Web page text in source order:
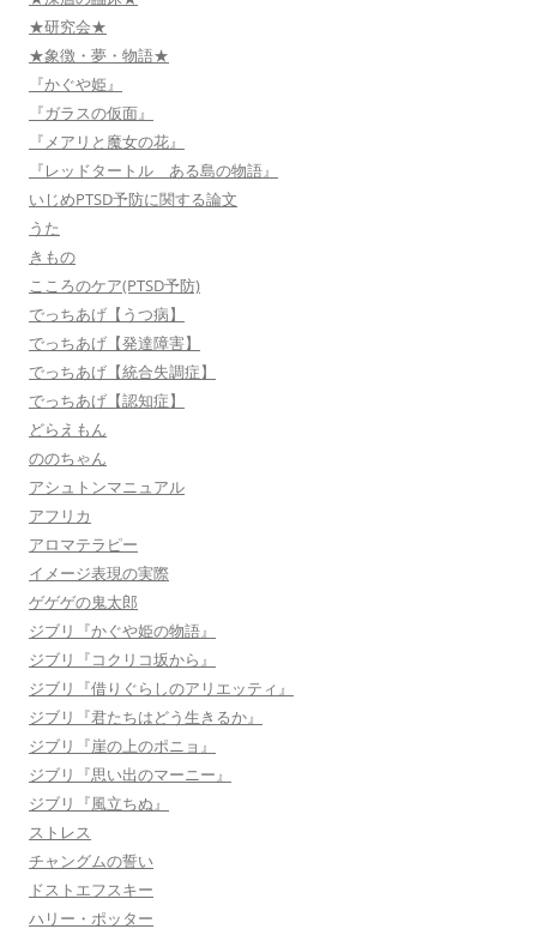
★研究会★
★象徴・夢・物語★
『かぐや姫』
『ガラスの仮面』
『メアリと魔女の花』
『レッドタートル ある島の物語』
いじめPTSD予防に関する論文
うた
きもの
こころのケア(PTSD予防)
でっちあげ【うつ病】
でっちあげ【発達障害】
でっちあげ【統合失調症】
でっちあげ【認知症】
どらえもん
ののちゃん
アシュトンマニュアル
アフリカ
アロマテラピー
イメージ表現の実際
ゲゲゲの鬼太郎
ジブリ『かぐや姫の物語』
ジブリ『コクリコ坂から』
ジブリ『借りぐらしのアリエッティ』
ジブリ『君たちはどう生きるか』
ジブリ『崖の上のポニョ』
ジブリ『思い出のマーニー』
ジブリ『風立ちぬ』
ストレス
チャングムの誓い
ドストエフスキー
ハリー・ポッター